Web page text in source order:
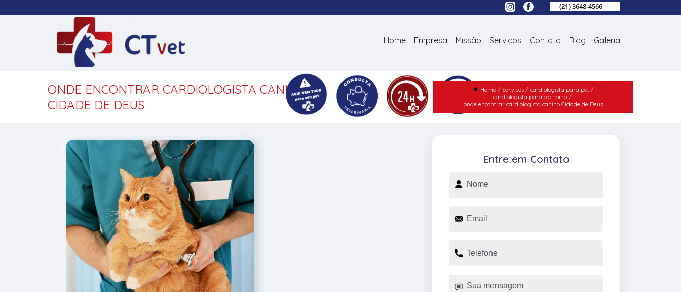
(21) 3648-4566
Home Empresa Missão Serviços Contato Blog Galeria
ONDE ENCONTRAR CARDIOLOGISTA CANINO
CIDADE DE DEUS
Home Serviços
cardiologista para pet
cardiologista para cachorro
onde encontrar cardiologista canino Cidade de Deus
Entre em Contato